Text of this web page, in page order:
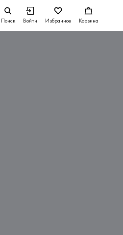
Поиск Войти Избранное Корзина